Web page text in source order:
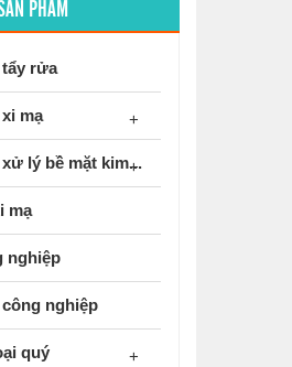
PHẨM
tẩy rửa
mạ +
lý bề mặt kim...
+
mạ
nghiệp
nghiệp
quý +